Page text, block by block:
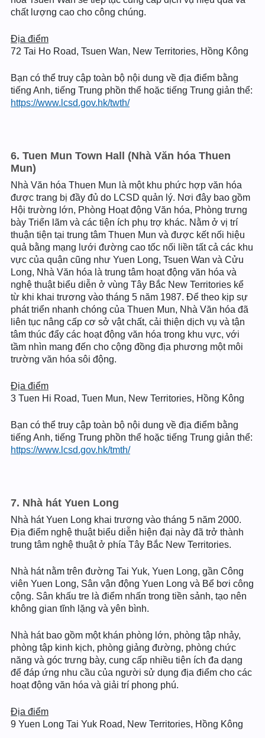
chất lượng cao cho công chúng.
Địa điểm
72 Tai Ho Road, Tsuen Wan, New Territories, Hồng Kông
Bạn có thể truy cập toàn bộ nội dung về địa điểm bằng
tiếng Anh, tiếng Trung phồn thể hoặc tiếng Trung giản thể:
https://www.lcsd.gov.hk/twth/
6. Tuen Mun Town Hall (Nhà Văn hóa Thuen
Mun)
Nhà Văn hóa Thuen Mun là một khu phức hợp văn hóa
được trang bị đầy đủ do LCSD quản lý. Nơi đây bao gồm
Hội trường lớn, Phòng Hoạt động Văn hóa, Phòng trưng
bày Triển lãm và các tiện ích phụ trợ khác. Nằm ở vị trí
thuận tiện tại trung tâm Thuen Mun và được kết nối hiệu
quả bằng mạng lưới đường cao tốc nối liền tất cả các khu
vực của quận cũng như Yuen Long, Tsuen Wan và Cửu
Long, Nhà Văn hóa là trung tâm hoạt động văn hóa và
nghệ thuật biểu diễn ở vùng Tây Bắc New Territories kể
từ khi khai trương vào tháng 5 năm 1987. Để theo kịp sự
phát triển nhanh chóng của Thuen Mun, Nhà Văn hóa đã
liên tục nâng cấp cơ sở vật chất, cải thiện dịch vụ và tận
tâm thúc đẩy các hoạt động văn hóa trong khu vực, với
tầm nhìn mang đến cho cộng đồng địa phương một môi
trường văn hóa sôi động.
Địa điểm
3 Tuen Hi Road, Tuen Mun, New Territories, Hồng Kông
Bạn có thể truy cập toàn bộ nội dung về địa điểm bằng
tiếng Anh, tiếng Trung phồn thể hoặc tiếng Trung giản thể:
https://www.lcsd.gov.hk/tmth/
7. Nhà hát Yuen Long
Nhà hát Yuen Long khai trương vào tháng 5 năm 2000.
Địa điểm nghệ thuật biểu diễn hiện đại này đã trở thành
trung tâm nghệ thuật ở phía Tây Bắc New Territories.
Nhà hát nằm trên đường Tai Yuk, Yuen Long, gần Công
viên Yuen Long, Sân vận động Yuen Long và Bể bơi công
cộng. Sân khấu tre là điểm nhấn trong tiền sảnh, tạo nên
không gian tĩnh lặng và yên bình.
Nhà hát bao gồm một khán phòng lớn, phòng tập nhảy,
phòng tập kinh kịch, phòng giảng đường, phòng chức
năng và góc trưng bày, cung cấp nhiều tiện ích đa dạng
để đáp ứng nhu cầu của người sử dụng địa điểm cho các
hoạt động văn hóa và giải trí phong phú.
Địa điểm
9 Yuen Long Tai Yuk Road, New Territories, Hồng Kông